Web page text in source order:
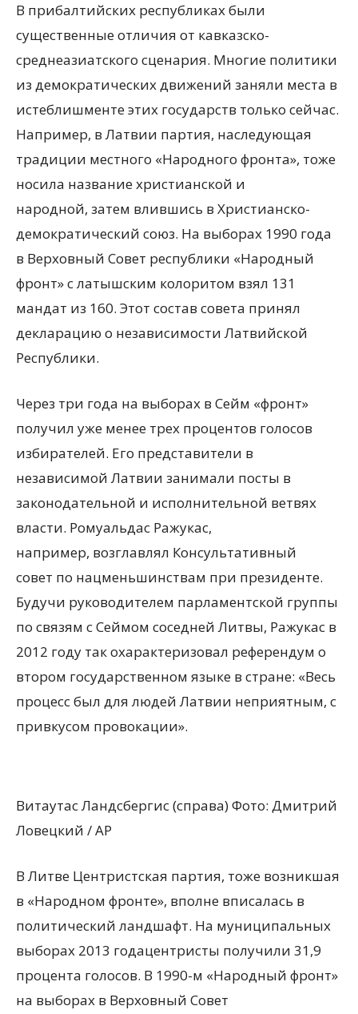
В прибалтийских республиках были
существенные отличия от кавказско-
среднеазиатского сценария. Многие политики
из демократических движений заняли места в
истеблишменте этих государств только сейчас.
Например, в Латвии партия, наследующая
традиции местного «Народного фронта», тоже
носила название христианской и
народной, затем влившись в Христианско-
демократический союз. На выборах 1990 года
в Верховный Совет республики «Народный
фронт» с латышским колоритом взял 131
мандат из 160. Этот состав совета принял
декларацию о независимости Латвийской
Республики.
Через три года на выборах в Сейм «фронт»
получил уже менее трех процентов голосов
избирателей. Его представители в
независимой Латвии занимали посты в
законодательной и исполнительной ветвях
власти. Ромуальдас Ражукас,
например, возглавлял Консультативный
совет по нацменьшинствам при президенте.
Будучи руководителем парламентской группы
по связям с Сеймом соседней Литвы, Ражукас в
2012 году так охарактеризовал референдум о
втором государственном языке в стране: «Весь
процесс был для людей Латвии неприятным, с
привкусом провокации».
Витаутас Ландсбергис (справа) Фото: Дмитрий
Ловецкий / AP
В Литве Центристская партия, тоже возникшая
в «Народном фронте», вполне вписалась в
политический ландшафт. На муниципальных
выборах 2013 годацентристы получили 31,9
процента голосов. В 1990-м «Народный фронт»
на выборах в Верховный Совет